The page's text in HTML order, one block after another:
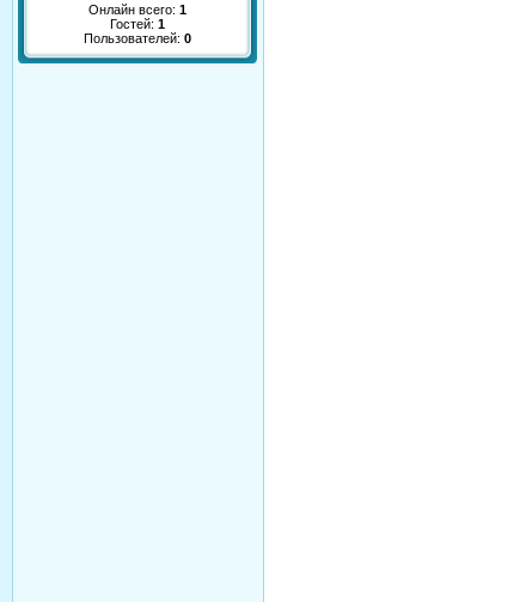
Онлайн всего: 1
Гостей: 1
Пользователей: 0